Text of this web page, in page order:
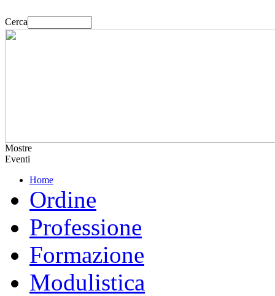
Cerca
Mostre
Eventi
Home
Ordine
Professione
Formazione
Modulistica